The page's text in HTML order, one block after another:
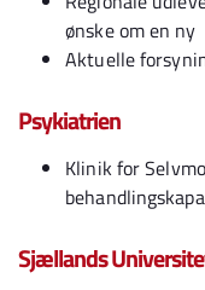
ønske om en ny
Aktuelle
Psykiatrien
Klinik for
Sjællands